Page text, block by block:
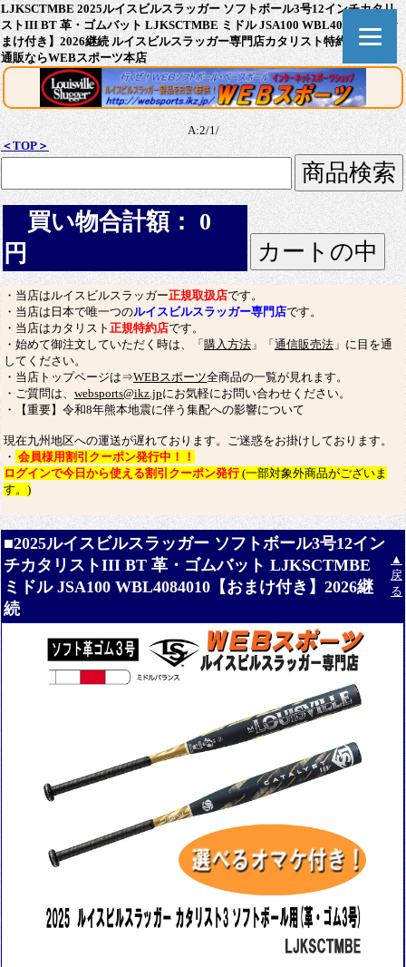
LJKSCTMBE 2025ルイスビルスラッガー ソフトボール3号12インチカタリ
ストIII BT 革・ゴムバット LJKSCTMBE ミドル JSA100 WBL4084010【お
まけ付き】2026継続 ルイスビルスラッガー専門店カタリスト特約店 バット
通販ならWEBスポーツ本店
A:2/1/
＜TOP＞
買い物合計額： 0
円
・当店はルイスビルスラッガー正規取扱店です。
・当店は日本で唯一つのルイスビルスラッガー専門店です。
・当店はカタリスト 正規特約店です。
・始めて御注文していただく時は、「購入方法 」「通信販売法 」に目を通
してください。
・当店トップページは⇒WEBスポーツ全商品の一覧が見れます。
・ご質問は、 websports@ikz.jpにお気軽にお問い合わせください。
・【重要】令和8年熊本地震に伴う集配への影響について
現在九州地区への運送が遅れております。ご迷惑をお掛けしております。
・ 会員様用割引クーポン発行中！！
ログインで今日から使える割引クーポン発行(一部対象外商品がございま
す。)
■2025ルイスビルスラッガー ソフトボール3号12イン
チカタリストIII BT 革・ゴムバット LJKSCTMBE
ミドル JSA100 WBL4084010【おまけ付き】2026継
続
▲
戻
る